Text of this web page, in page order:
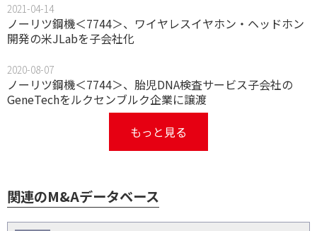
2021-04-14
ノーリツ鋼機＜7744＞、ワイヤレスイヤホン・ヘッドホン
開発の米JLabを子会社化
2020-08-07
ノーリツ鋼機＜7744＞、胎児DNA検査サービス子会社の
GeneTechをルクセンブルク企業に譲渡
もっと見る
関連のM&Aデータベース